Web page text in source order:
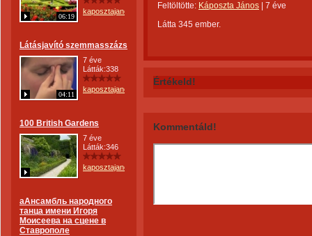
06:19
kaposztajanos
Látásjavító szemmasszázs
04:11
7 éve
Látták:338
kaposztajanos
100 British Gardens
7 éve
Látták:346
kaposztajanos
aАнсамбль народного
танца имени Игоря
Моисеева на сцене в
Ставрополе
Feltöltötte: Káposzta János
7 éve
Látta 345 ember.
Értékeld!
Kommentáld!